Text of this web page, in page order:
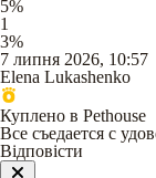
5%
1
3%
7 липня 2026, 10:57
Elena Lukashenko
Куплено в Pethouse
Все съедается с
Відповісти